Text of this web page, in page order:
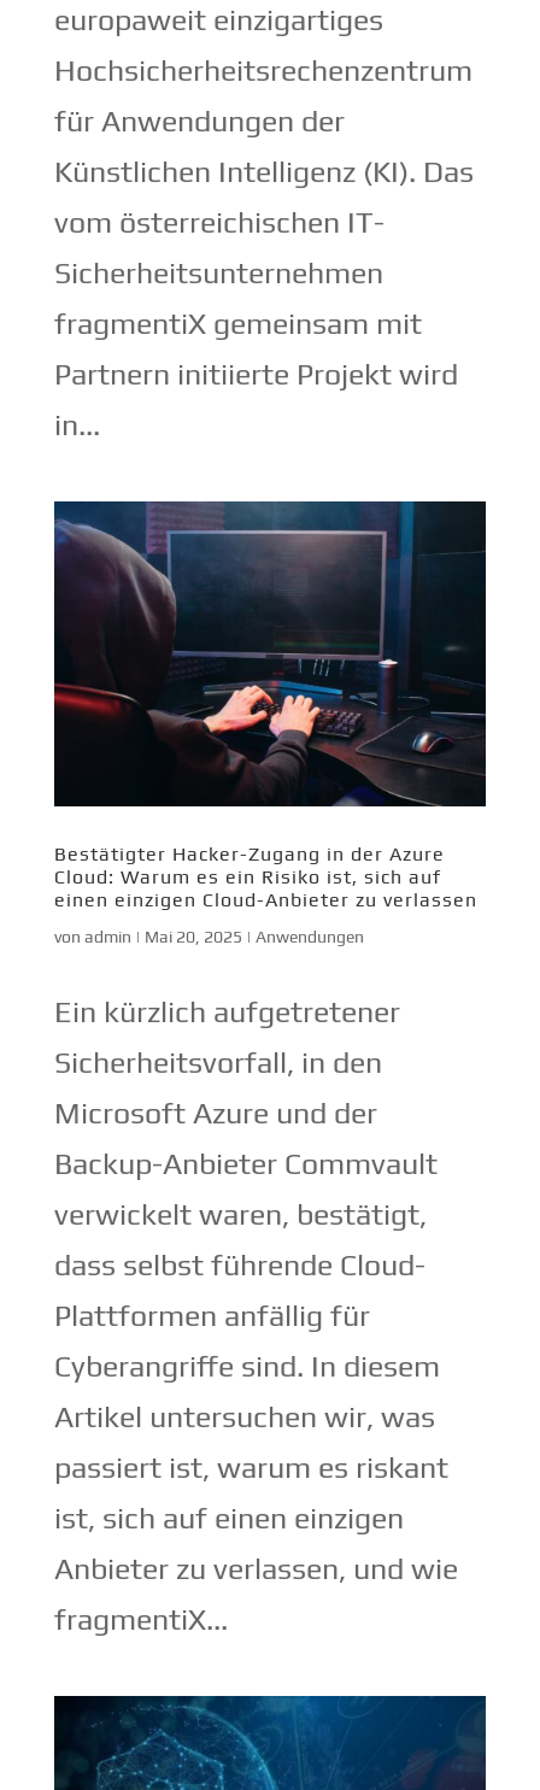
europaweit einzigartiges
Hochsicherheitsrechenzentrum
für Anwendungen der
Künstlichen Intelligenz (KI). Das
vom österreichischen IT-
Sicherheitsunternehmen
fragmentiX gemeinsam mit
Partnern initiierte Projekt wird
in...
Bestätigter Hacker-Zugang in der Azure
Cloud: Warum es ein Risiko ist, sich auf
einen einzigen Cloud-Anbieter zu verlassen
von admin | Mai 20, 2025 | Anwendungen
Ein kürzlich aufgetretener
Sicherheitsvorfall, in den
Microsoft Azure und der
Backup-Anbieter Commvault
verwickelt waren, bestätigt,
dass selbst führende Cloud-
Plattformen anfällig für
Cyberangriffe sind. In diesem
Artikel untersuchen wir, was
passiert ist, warum es riskant
ist, sich auf einen einzigen
Anbieter zu verlassen, und wie
fragmentiX...